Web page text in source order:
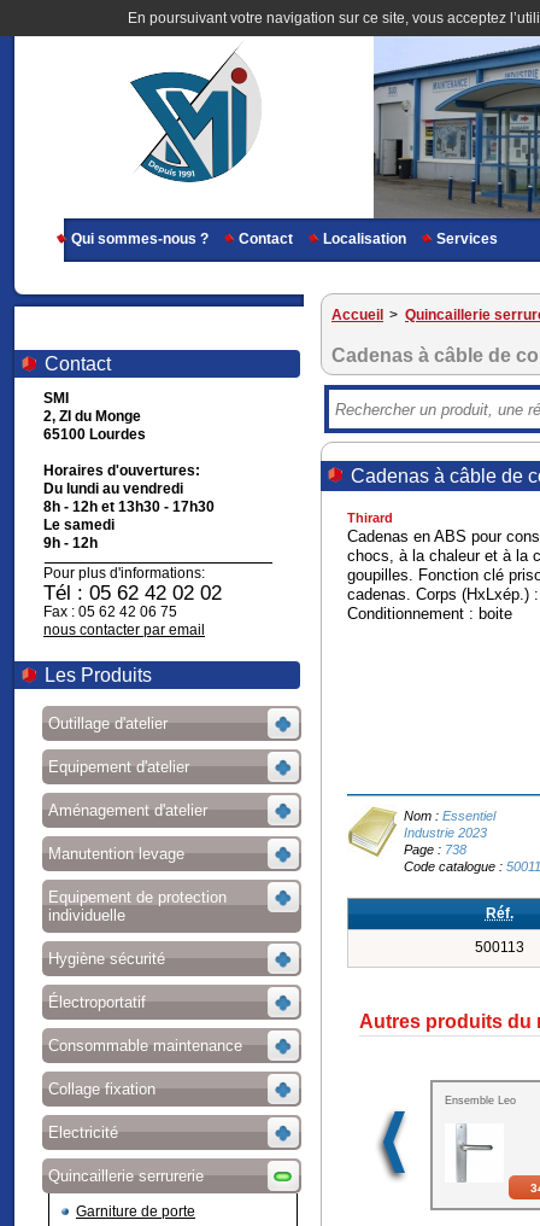
En poursuivant votre navigation sur ce site, vous acceptez
Qui sommes-nous ? Contact Localisation Services
Contact
SMI
2, ZI du Monge
65100 Lourdes
Horaires d'ouvertures:
Du lundi au vendredi
8h - 12h et 13h30 - 17h30
Le samedi
9h - 12h
Pour plus d'informations:
Tél : 05 62 42 02 02
Fax : 05 62 42 06 75
nous contacter par email
Les Produits
Outillage d'atelier
Equipement d'atelier
Aménagement d'atelier
Manutention levage
Equipement de protection
individuelle
Hygiène sécurité
Électroportatif
Consommable maintenance
Collage fixation
Electricité
Quincaillerie serrurerie
Garniture de porte
Accueil > Quincaillerie
Cadenas à câble de
Cadenas à câble de
Thirard
Cadenas en ABS pour
chocs, à la chaleur et à la
goupilles. Fonction clé
cadenas. Corps (HxLxép.)
Conditionnement : boite
Nom :Essentiel
Industrie 2023
Page :738
Code catalogue :
Réf.
500113
Autres produits du
Ensemble Leo